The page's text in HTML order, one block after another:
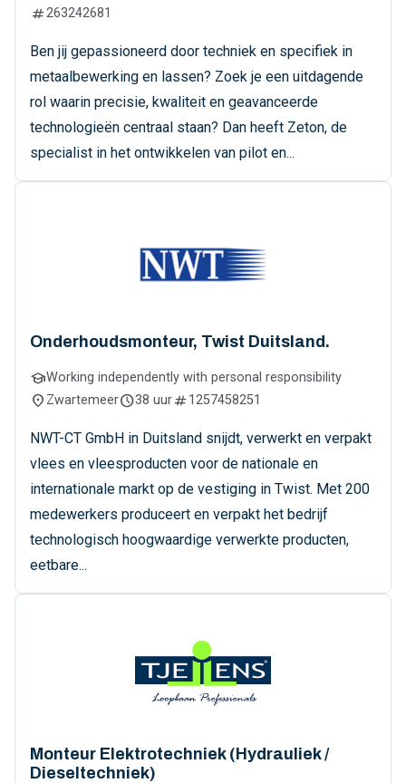
numbers263242681
Ben jij gepassioneerd door techniek en specifiek in
metaalbewerking en lassen? Zoek je een uitdagende
rol waarin precisie, kwaliteit en geavanceerde
technologieën centraal staan? Dan heeft Zeton, de
specialist in het ontwikkelen van pilot en...
Onderhoudsmonteur, Twist Duitsland.
schoolWorking independently with personal responsibility
location_on Zwartemeerschedule38 uurnumbers1257458251
NWT-CT GmbH in Duitsland snijdt, verwerkt en verpakt
vlees en vleesproducten voor de nationale en
internationale markt op de vestiging in Twist. Met 200
medewerkers produceert en verpakt het bedrijf
technologisch hoogwaardige verwerkte producten,
eetbare...
Monteur Elektrotechniek (Hydrauliek /
Dieseltechniek)